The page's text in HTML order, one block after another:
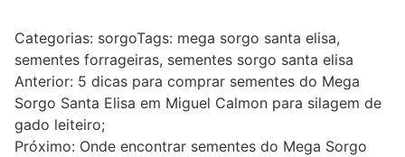
Categorias: sorgoTags: mega sorgo santa elisa,
sementes forrageiras, sementes sorgo santa elisa
Navegação
de
Post
Anterior: 5 dicas para comprar sementes do Mega
Sorgo Santa Elisa em Miguel Calmon para silagem de
gado leiteiro;
Próximo: Onde encontrar sementes do Mega Sorgo